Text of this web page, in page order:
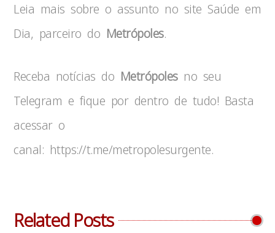
Leia mais sobre o assunto no site Saúde em
Dia, parceiro do Metrópoles.
Receba notícias do Metrópolesno seu
Telegram e fique por dentro de tudo! Basta
acessar o
canal: https://t.me/metropolesurgente.
Related Posts